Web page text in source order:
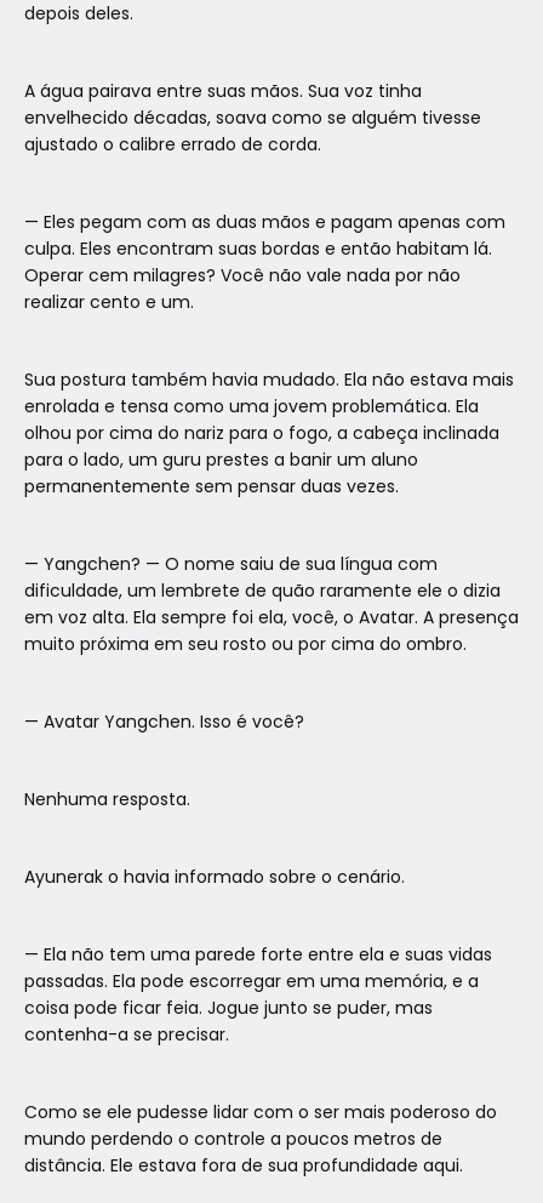
depois deles.
A água pairava entre suas mãos. Sua voz tinha
envelhecido décadas, soava como se alguém tivesse
ajustado o calibre errado de corda.
— Eles pegam com as duas mãos e pagam apenas com
culpa. Eles encontram suas bordas e então habitam lá.
Operar cem milagres? Você não vale nada por não
realizar cento e um.
Sua postura também havia mudado. Ela não estava mais
enrolada e tensa como uma jovem problemática. Ela
olhou por cima do nariz para o fogo, a cabeça inclinada
para o lado, um guru prestes a banir um aluno
permanentemente sem pensar duas vezes.
— Yangchen? — O nome saiu de sua língua com
dificuldade, um lembrete de quão raramente ele o dizia
em voz alta. Ela sempre foi ela, você, o Avatar. A presença
muito próxima em seu rosto ou por cima do ombro.
— Avatar Yangchen. Isso é você?
Nenhuma resposta.
Ayunerak o havia informado sobre o cenário.
— Ela não tem uma parede forte entre ela e suas vidas
passadas. Ela pode escorregar em uma memória, e a
coisa pode ficar feia. Jogue junto se puder, mas
contenha-a se precisar.
Como se ele pudesse lidar com o ser mais poderoso do
mundo perdendo o controle a poucos metros de
distância. Ele estava fora de sua profundidade aqui.